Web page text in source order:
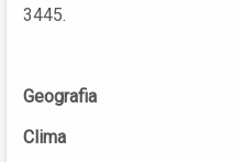
3445.
Geografia
Clima